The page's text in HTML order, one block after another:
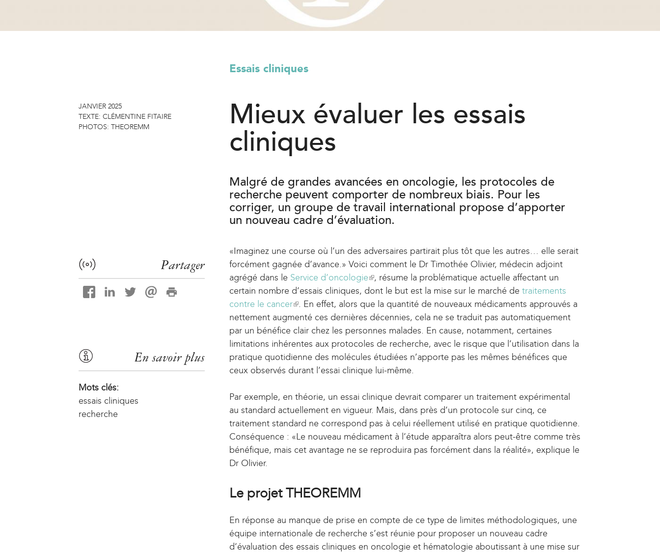
Essais cliniques
JANVIER 2025
TEXTE: CLÉMENTINE FITAIRE
PHOTOS: THEOREMM
Mieux évaluer les essais
cliniques
Malgré de grandes avancées en oncologie, les protocoles de
recherche peuvent comporter de nombreux biais. Pour les
corriger, un groupe de travail international propose d’apporter
un nouveau cadre d’évaluation.
«Imaginez une course où l’un des adversaires partirait plus tôt que les autres… elle serait
forcément gagnée d’avance.» Voici comment le Dr Timothée Olivier, médecin adjoint
agrégé dans le Service d’oncologie(
l
i
n
k
i
s
e
t
e
r
n
a
, résume la problématique actuelle affectant un
certain nombre d’essais cliniques, dont le but est la mise sur le marché detraitements
contre le cancer(
l
i
n
k
i
e
x
t
e
r
l
. En effet, alors que la quantité de nouveaux médicaments approuvés a
nettement augmenté ces dernières décennies, cela ne se traduit pas automatiquement
par un bénéfice clair chez les personnes malades. En cause, notamment, certaines
limitations inhérentes aux protocoles de recherche, avec le risque que l’utilisation dans la
pratique quotidienne des molécules étudiées n’apporte pas les mêmes bénéfices que
ceux observés durant l’essai clinique lui-même.
Par exemple, en théorie, un essai clinique devrait comparer un traitement expérimental
au standard actuellement en vigueur. Mais, dans près d’un protocole sur cinq, ce
traitement standard ne correspond pas à celui réellement utilisé en pratique quotidienne.
Conséquence : «Le nouveau médicament à l’étude apparaîtra alors peut-être comme très
bénéfique, mais cet avantage ne se reproduira pas forcément dans la réalité», explique le
Dr Olivier.
Le projet THEOREMM
En réponse au manque de prise en compte de ce type de limites méthodologiques, une
équipe internationale de recherche s’est réunie pour proposer un nouveau cadre
d’évaluation des essais cliniques en oncologie et hématologie aboutissant à une mise sur
Partager
En savoir plus
Mots clés:
essais cliniques
recherche